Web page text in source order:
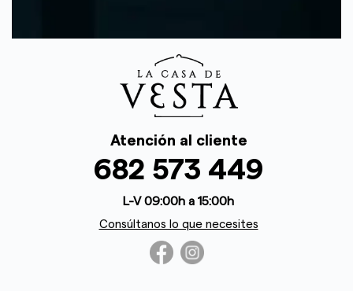
Atención al cliente
682 573 449
L-V 09:00h a 15:00h
Consúltanos lo que necesites